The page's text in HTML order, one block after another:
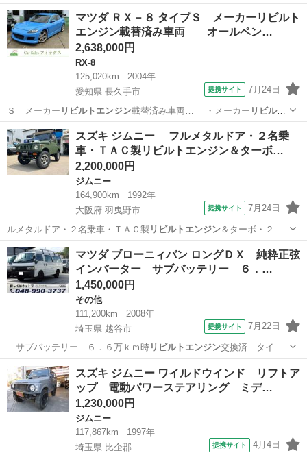
エンジン交換クラッチ…
千葉 松戸市 サンバー
マツダ ＲＸ－８ タイプＳ メーカーリビルト
エンジン載替済み車両 オールペン…
2,638,000円
RX-8
125,020km
2004年
愛知県 長久手市
提携サイト 7月24日
Ｓ メーカー リビルトエンジン載替済み車両… ・メーカー リビルト
エンジン載替済み 交…
愛知 長久手市 RX-8
スズキ ジムニー フルメタルドア・２名乗
車・ＴＡＣ製リビルトエンジン＆ターボ…
2,200,000円
ジムニー
164,900km
1992年
大阪府 羽曳野市
提携サイト 7月24日
ルメタルドア・２名乗車・ＴＡＣ製 リビルトエンジン＆ターボ・２イ
ンチリフトアップ・…
大阪 羽曳野市 ジムニー
マツダ ブローニィバン ロングＤＸ 純粋正弦
インバーター サブバッテリー ６．…
1,450,000円
その他
111,200km
2008年
埼玉県 越谷市
提携サイト 7月22日
サブバッテリー ６．６万ｋｍ時リビルトエンジン交換済 タイベ
ル済 前後同タイヤ…
埼玉 越谷市 その他
スズキ ジムニー ワイルドウインド リフトア
ップ 電動パワーステアリング ミデ…
1,230,000円
ジムニー
117,867km
1997年
埼玉県 比企郡
提携サイト 4月4日